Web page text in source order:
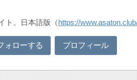
ト。日本語版（https://
ォローする プロフィール